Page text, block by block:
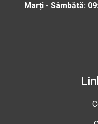
Marți - Sâmbătă: